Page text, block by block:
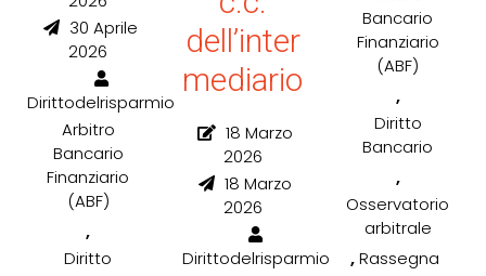
30 Aprile
2026
Dirittodelrisparmio
Arbitro
Bancario
Finanziario
(ABF)
,
Diritto
dell’inter
mediario
18 Marzo
2026
18 Marzo
2026
Dirittodelrisparmio
Bancario
Finanziario
(ABF)
,
Diritto
Bancario
,
Osservatorio
arbitrale
,Rassegna